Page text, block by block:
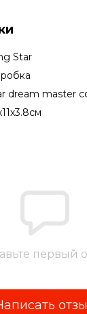
Star
dream master
первый